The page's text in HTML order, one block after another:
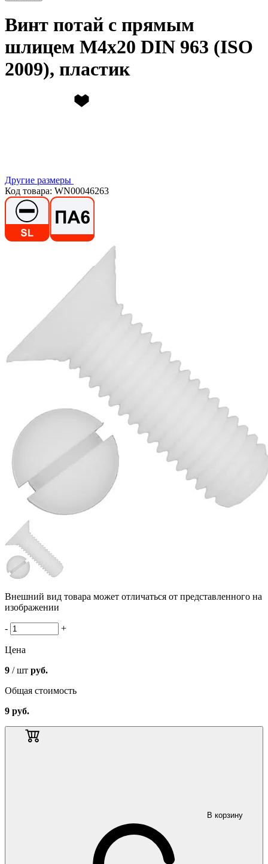
Винт потай с прямым
шлицем М4х20 DIN 963 (ISO
2009), пластик
Другие размеры
Код товара: WN00046263
Внешний вид товара может отличаться от представленного на
изображении
- +
Цена
9 / шт руб.
Общая стоимость
9 руб.
В корзину